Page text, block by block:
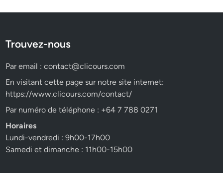
Trouvez-nous
Par email :contact@clicours.com
En visitant cette page sur notre site internet:
https://www.clicours.com/contact/
Par numéro de téléphone : +64 7 788 0271
Horaires
Lundi-vendredi : 9h00-17h00
Samedi et dimanche : 11h00-15h00